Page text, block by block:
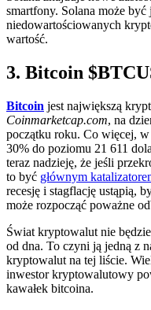
smartfony. Solana może być
niedowartościowanych
wartość.
3. Bitcoin
Bitcoin jest największą
Coinmarketcap.com, na
początku roku. Co więcej, w
30% do poziomu 21 611
teraz nadzieję, że jeśli
to być głównym
recesję i stagflację ustąpią,
może rozpocząć poważne
Świat kryptowalut nie
od dna. To czyni ją jedną z
kryptowalut na tej liście.
inwestor kryptowalutowy
kawałek bitcoina.